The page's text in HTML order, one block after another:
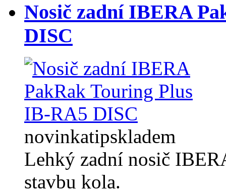
Nosič zadní IBERA
DISC
novinkatipskladem
Lehký zadní nosič
stavbu kola.